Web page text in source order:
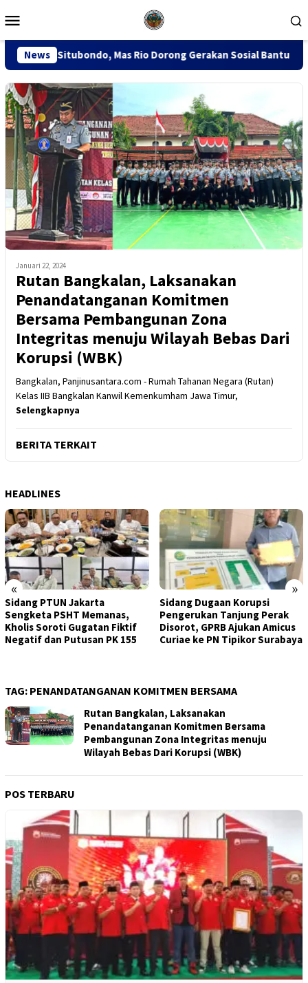
ke
Mobile
News
Mas Rio Dorong Gerakan Sosial Bantu Warga Miskin
Januari 22, 2024
Rutan Bangkalan, Laksanakan
Penandatanganan Komitmen
Bersama Pembangunan Zona
Integritas menuju Wilayah Bebas Dari
Korupsi (WBK)
Bangkalan, Panjinusantara.com - Rumah Tahanan Negara (Rutan)
Kelas IIB Bangkalan Kanwil Kemenkumham Jawa Timur,
Selengkapnya
BERITA TERKAIT
HEADLINES
« »
Sidang PTUN Jakarta
Sengketa PSHT Memanas,
Kholis Soroti Gugatan Fiktif
Negatif dan Putusan PK 155
Sidang Dugaan Korupsi
Pengerukan Tanjung Perak
Disorot, GPRB Ajukan Amicus
Curiae ke PN Tipikor Surabaya
TAG: PENANDATANGANAN KOMITMEN BERSAMA
Rutan Bangkalan, Laksanakan
Penandatanganan Komitmen Bersama
Pembangunan Zona Integritas menuju
Wilayah Bebas Dari Korupsi (WBK)
POS TERBARU